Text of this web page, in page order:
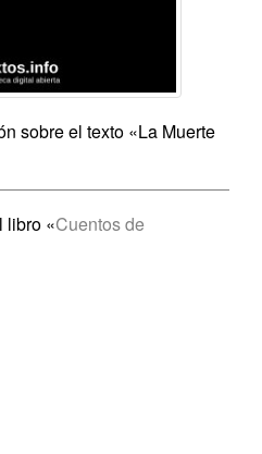
sobre el texto «La Muerte
libro «Cuentos de